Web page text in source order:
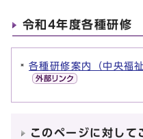
令和4年度各種研修
各種研修案内（中央福
このページに対して